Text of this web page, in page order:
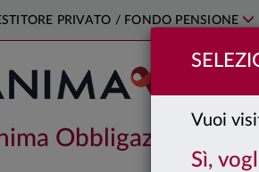
Vuoi
Sì,
PRIVATO / FONDO PENSIONE
Obbligazionario